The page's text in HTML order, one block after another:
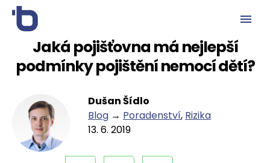
Jaká pojišťovna má nejlepší
podmínky pojištění nemocí dětí?
Dušan Šídlo
Blog → Poradenství, Rizika
13. 6. 2019